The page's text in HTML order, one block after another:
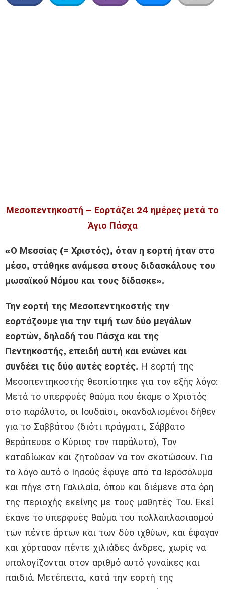
Μεσοπεντηκοστή – Εορτάζει 24 ημέρες μετά το
Άγιο Πάσχα
«Ο Μεσσίας (= Χριστός), όταν η εορτή ήταν στο
μέσο, στάθηκε ανάμεσα στους διδασκάλους του
μωσαϊκού Νόμου και τους δίδασκε».
Την εορτή της Μεσοπεντηκοστής την
εορτάζουμε για την τιμή των δύο μεγάλων
εορτών, δηλαδή του Πάσχα και της
Πεντηκοστής, επειδή αυτή και ενώνει και
συνδέει τις δύο αυτές εορτές. Η εορτή της
Μεσοπεντηκοστής θεσπίστηκε για τον εξής λόγο:
Μετά το υπερφυές θαύμα που έκαμε ο Χριστός
στο παράλυτο, οι Ιουδαίοι, σκανδαλισμένοι δήθεν
για το Σαββάτου (διότι πράγματι, Σάββατο
θεράπευσε ο Κύριος τον παράλυτο), Τον
καταδίωκαν και ζητούσαν να τον σκοτώσουν. Για
το λόγο αυτό ο Ιησούς έφυγε από τα Ιεροσόλυμα
και πήγε στη Γαλιλαία, όπου και διέμενε στα όρη
της περιοχής εκείνης με τους μαθητές Του. Εκεί
έκανε το υπερφυές θαύμα του πολλαπλασιασμού
των πέντε άρτων και των δύο ιχθύων, και έφαγαν
και χόρτασαν πέντε χιλιάδες άνδρες, χωρίς να
υπολογίζονται στον αριθμό αυτό γυναίκες και
παι­διά. Μετέπειτα, κατά την εορτή της